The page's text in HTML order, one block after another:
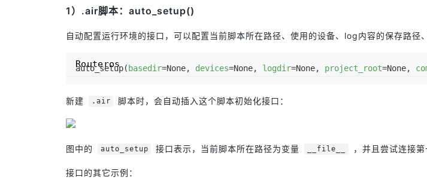
1）.air脚本：auto_setup()
自动配置运行环境的接口，可以配置当前脚本所在路径、使用的设备、log内容的保存路径
auto_setup( basedir=None, devices=None, logdir=None, project_root=None,
Routeros
新建 .air 脚本时，会自动插入这个脚本初始化接口：
图中的 auto_setup 接口表示，当前脚本所在路径为变量 __file__ ，并且尝试连接
接口的其它示例：